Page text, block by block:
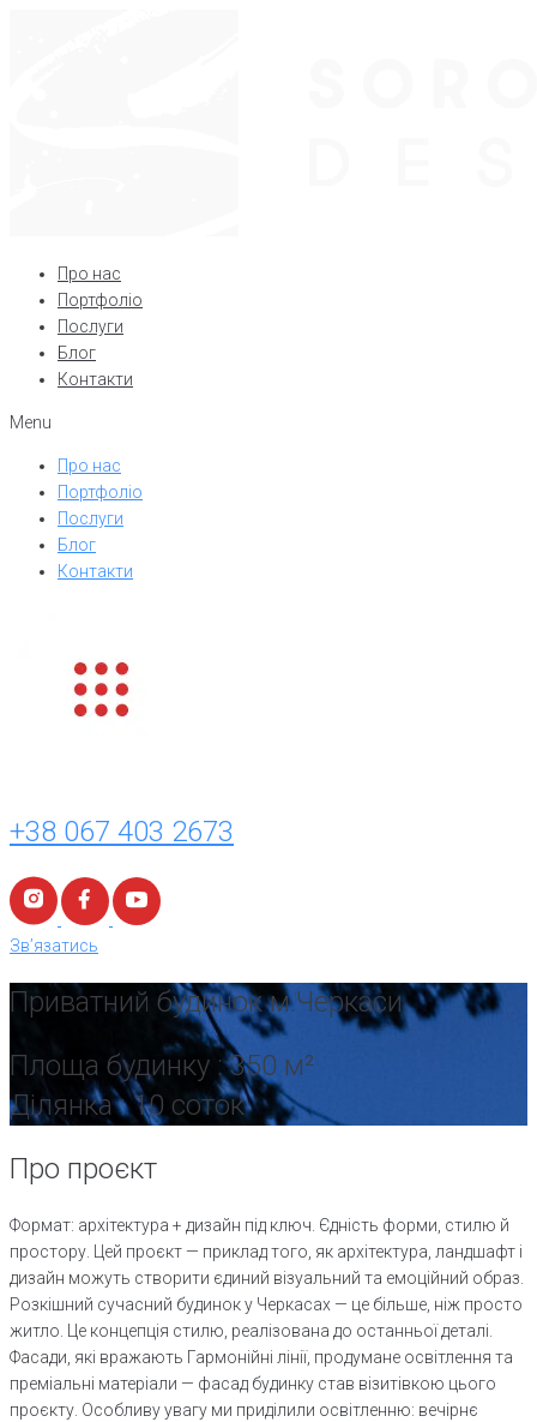
Про нас
Портфоліо
Послуги
Блог
Контакти
Menu
Про нас
Портфоліо
Послуги
Блог
Контакти
+38 067 403 2673
Зв’язатись
Приватний будинок м.Черкаси
Площа будинку : 350 м²
Ділянка : 10 соток
Про проєкт
Формат: архітектура + дизайн під ключ. Єдність форми, стилю й
простору. Цей проєкт — приклад того, як архітектура, ландшафт і
дизайн можуть створити єдиний візуальний та емоційний образ.
Розкішний сучасний будинок у Черкасах — це більше, ніж просто
житло. Це концепція стилю, реалізована до останньої деталі.
Фасади, які вражають Гармонійні лінії, продумане освітлення та
преміальні матеріали — фасад будинку став візитівкою цього
проєкту. Особливу увагу ми приділили освітленню: вечірнє